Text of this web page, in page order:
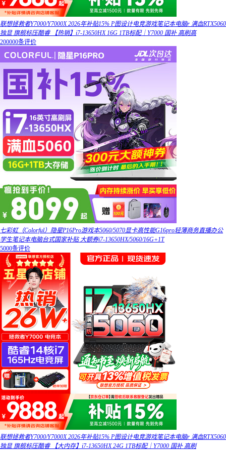
联想拯救者Y7000/Y7000X 2026年补贴15% P图设计电竞游戏笔记本电脑r 满血RTX5060
独显 旗舰标压酷睿 【热销】i7-13650HX 16G 1TB标配｜Y7000 国补 高刷高
200000条评价
七彩虹（Colorful）隐星P16Pro游戏本5060/5070显卡高性能G16pro轻薄商务直播办公
学生笔记本电脑台式国家补贴 大额券i7-13650HX/5060/16G+1T
5000条评价
联想拯救者Y7000/Y7000X 2026年补贴15% P图设计电竞游戏笔记本电脑r 满血RTX5060
独显 旗舰标压酷睿 【大内存】i7-13650HX 24G 1TB标配｜Y7000 国补 高刷